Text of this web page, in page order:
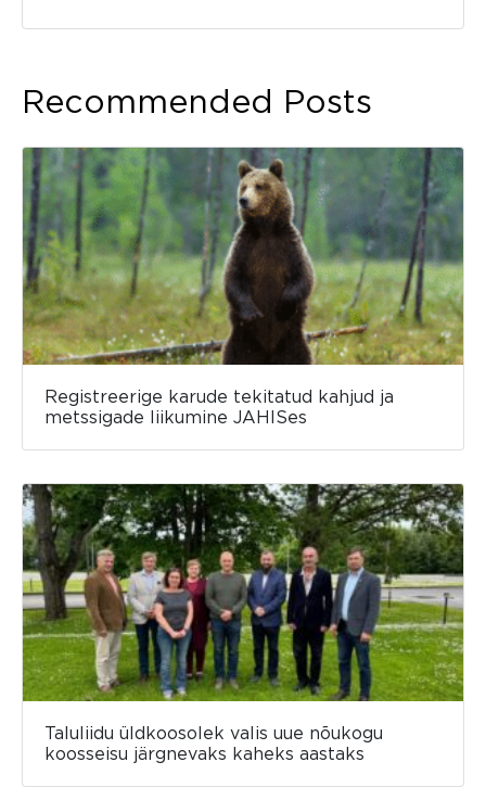
Recommended Posts
Registreerige karude tekitatud kahjud ja
metssigade liikumine JAHISes
Taluliidu üldkoosolek valis uue nõukogu
koosseisu järgnevaks kaheks aastaks